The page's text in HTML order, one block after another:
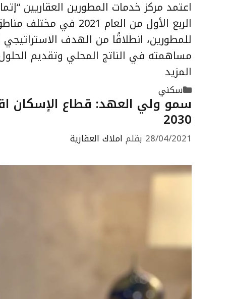
الربع الأول من
للمطورين، انطلاقًا من الهدف
مساهمته في الناتج المحلي وتقديم الحلول
المزيد
التصنيفات
سكني
سمو ولي العهد: قطاع الإسكان
2030
28/04/2021 بقلم املاك العقارية